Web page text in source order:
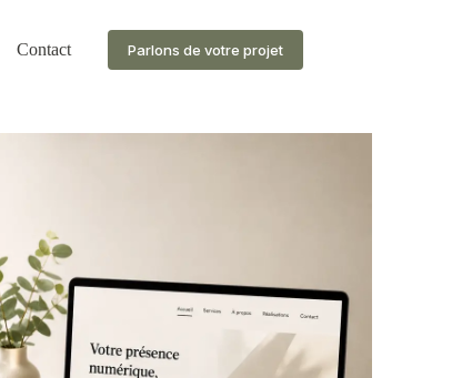
Contact Parlons de votre projet